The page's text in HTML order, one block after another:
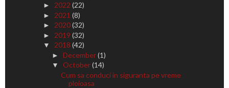
► 2022 (22)
► 2021 (8)
► 2020(32)
► 2019 (32)
▼ 2018 (42)
► December(1)
▼ October(14)
Cum sa conduci in siguranta pe vreme
ploioasa